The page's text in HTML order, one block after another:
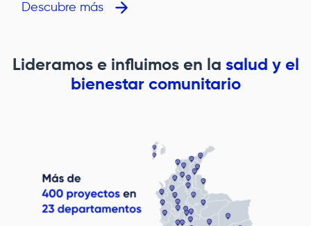
Descubre más
Lideramos e influimos en la salud y el
bienestar comunitario